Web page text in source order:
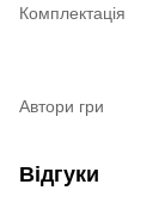
Комплектація
Автори гри
Відгуки